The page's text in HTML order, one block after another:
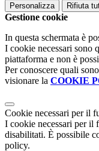
Personalizza Rifiuta
Gestione cookie
In questa schermata è
I cookie necessari sono
piattaforma e non è
Per conoscere quali
visionare la COOKIE
Cookie necessari per il
I cookie necessari per il
disabilitati. È possibile
policy.